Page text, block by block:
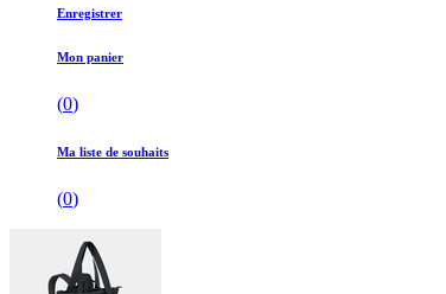
Enregistrer
Mon panier
(0)
Ma liste de souhaits
(0)